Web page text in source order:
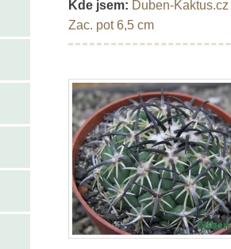
Kde jsem: Duben-Kaktus.cz
Zac. pot 6,5 cm